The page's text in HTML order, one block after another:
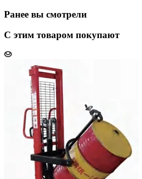
Ранее вы смотрели
С этим товаром покупают